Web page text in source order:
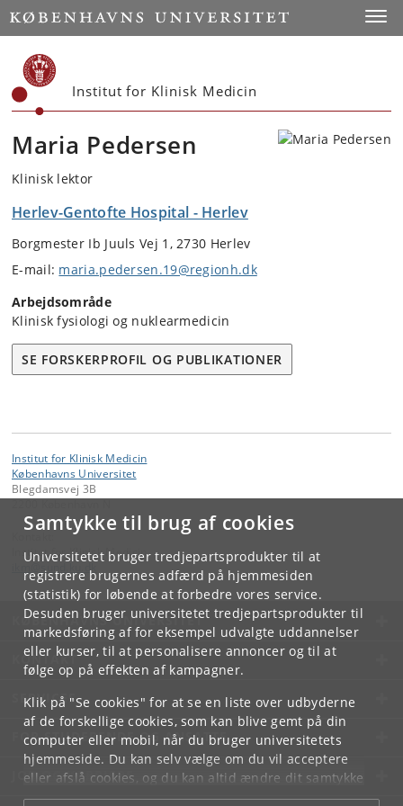
Samtykke til brug af cookies
Universitetet bruger tredjepartsprodukter til at
registrere brugernes adfærd på hjemmesiden
(statistik) for løbende at forbedre vores service.
Desuden bruger universitetet tredjepartsprodukter til
markedsføring af for eksempel udvalgte uddannelser
eller kurser, til at personalisere annoncer og til at
følge op på effekten af kampagner.
Klik på "Se cookies" for at se en liste over udbyderne
af de forskellige cookies, som kan blive gemt på din
computer eller mobil, når du bruger universitetets
hjemmeside. Du kan selv vælge om du vil acceptere
eller afslå cookies, og du kan altid ændre dit samtykke
underCookie- og privatlivspolitiksom du finder i
Start
Institut for Klinisk Medicin
Maria Pedersen
Klinisk lektor
Herlev-Gentofte Hospital - Herlev
Borgmester Ib Juuls Vej 1, 2730 Herlev
E-mail: maria.pedersen.19@regionh.dk
Arbejdsområde
Klinisk fysiologi og nuklearmedicin
SE FORSKERPROFIL OG PUBLIKATIONER
Institut for Klinisk Medicin
Københavns Universitet
Blegdamsvej 3B
Institut for Klinisk Medicin
KØBENHAVNS UNIVERSITET
KONTAKT
SERVICES
FOR STUDERENDE OG ANSATTE
JOB OG KARRIERE